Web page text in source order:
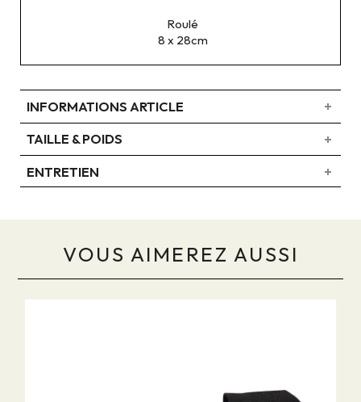
Roulé
8 x 28cm
INFORMATIONS ARTICLE
TAILLE & POIDS
ENTRETIEN
VOUS AIMEREZ AUSSI